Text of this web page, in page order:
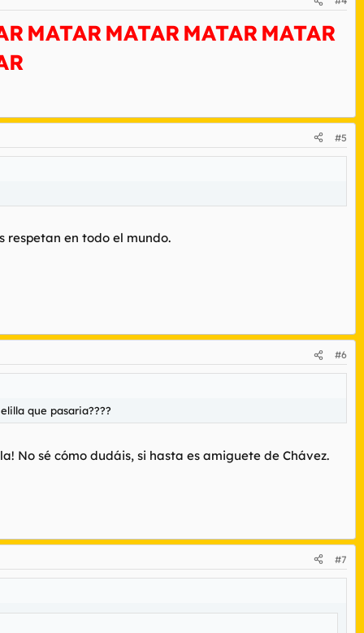
MATARMATARMATARMATAR
#5
respetan en todo el mundo.
#6
que pasaria????
No sé cómo dudáis, si hasta es amiguete de Chávez.
#7